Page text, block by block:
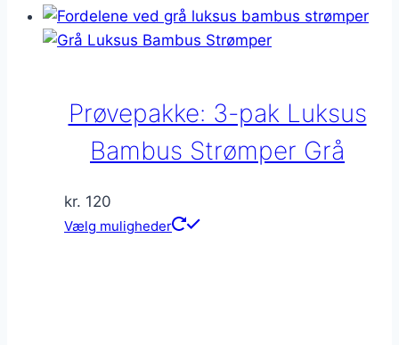
Prøvepakke: 3-pak Luksus
Bambus Strømper Grå
kr. 120
Vælg muligheder
Dette